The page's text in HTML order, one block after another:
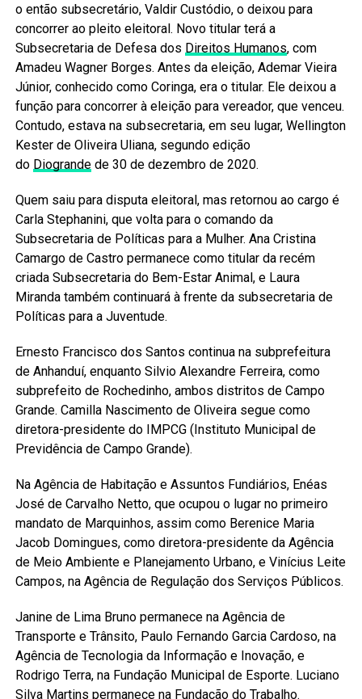
o então subsecretário, Valdir Custódio, o deixou para
concorrer ao pleito eleitoral. Novo titular terá a
Subsecretaria de Defesa dos Direitos Humanos, com
Amadeu Wagner Borges. Antes da eleição, Ademar Vieira
Júnior, conhecido como Coringa, era o titular. Ele deixou a
função para concorrer à eleição para vereador, que venceu.
Contudo, estava na subsecretaria, em seu lugar, Wellington
Kester de Oliveira Uliana, segundo edição
do Diograndede 30 de dezembro de 2020.
Quem saiu para disputa eleitoral, mas retornou ao cargo é
Carla Stephanini, que volta para o comando da
Subsecretaria de Políticas para a Mulher. Ana Cristina
Camargo de Castro permanece como titular da recém
criada Subsecretaria do Bem-Estar Animal, e Laura
Miranda também continuará à frente da subsecretaria de
Políticas para a Juventude.
Ernesto Francisco dos Santos continua na subprefeitura
de Anhanduí, enquanto Silvio Alexandre Ferreira, como
subprefeito de Rochedinho, ambos distritos de Campo
Grande. Camilla Nascimento de Oliveira segue como
diretora-presidente do IMPCG (Instituto Municipal de
Previdência de Campo Grande).
Na Agência de Habitação e Assuntos Fundiários, Enéas
José de Carvalho Netto, que ocupou o lugar no primeiro
mandato de Marquinhos, assim como Berenice Maria
Jacob Domingues, como diretora-presidente da Agência
de Meio Ambiente e Planejamento Urbano, e Vinícius Leite
Campos, na Agência de Regulação dos Serviços Públicos.
Janine de Lima Bruno permanece na Agência de
Transporte e Trânsito, Paulo Fernando Garcia Cardoso, na
Agência de Tecnologia da Informação e Inovação, e
Rodrigo Terra, na Fundação Municipal de Esporte. Luciano
Silva Martins permanece na Fundação do Trabalho.